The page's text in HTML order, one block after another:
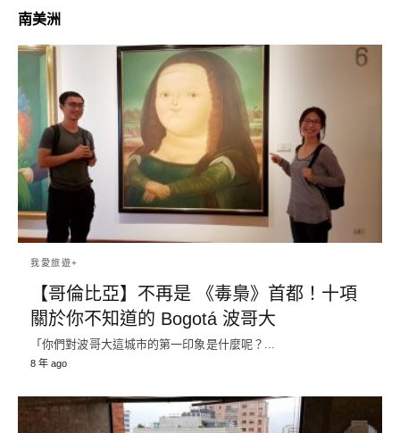
南美洲
我愛旅遊+
【哥倫比亞】不再是 《毒梟》首都！十項
關於你不知道的 Bogotá 波哥大
「你們對波哥大這城市的第一印象是什麼呢？...
8 年 ago